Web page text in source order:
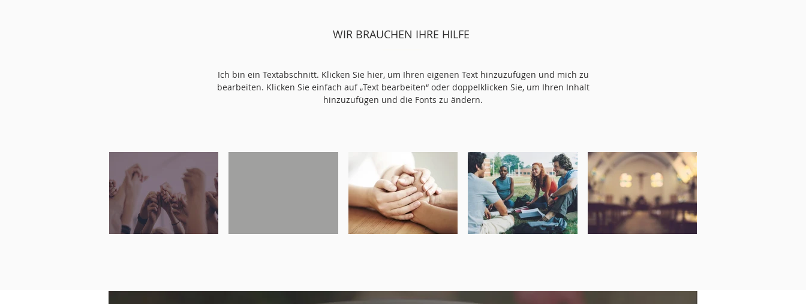
WIR BRAUCHEN IHRE HILFE
Ich bin ein Textabschnitt. Klicken Sie hier, um Ihren eigenen Text hinzuzufügen und mich zu
bearbeiten. Klicken Sie einfach auf „Text bearbeiten“ oder doppelklicken Sie, um Ihren Inhalt
hinzuzufügen und die Fonts zu ändern.